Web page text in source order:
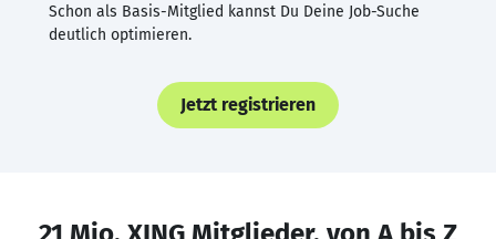
Schon als Basis-Mitglied kannst Du Deine Job-Suche
deutlich optimieren.
Jetzt registrieren